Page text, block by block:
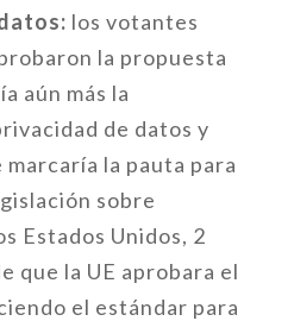
los votantes
la propuesta
aún más la
de datos y
la pauta para
sobre
Estados Unidos, 2
que la UE aprobara el
el estándar para